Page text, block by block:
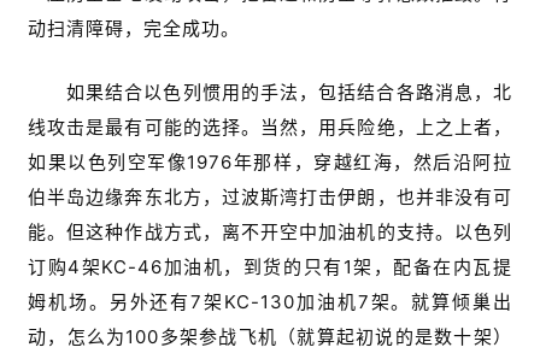
动扫清障碍，完全成功。
如果结合以色列惯用的手法，包括结合各路消息，北
线攻击是最有可能的选择。当然，用兵险绝，上之上者，
如果以色列空军像1976年那样，穿越红海，然后沿阿拉
伯半岛边缘奔东北方，过波斯湾打击伊朗，也并非没有可
能。但这种作战方式，离不开空中加油机的支持。以色列
订购4架KC-46加油机，到货的只有1架，配备在内瓦提
姆机场。另外还有7架KC-130加油机7架。就算倾巢出
动，怎么为100多架参战飞机（就算起初说的是数十架）